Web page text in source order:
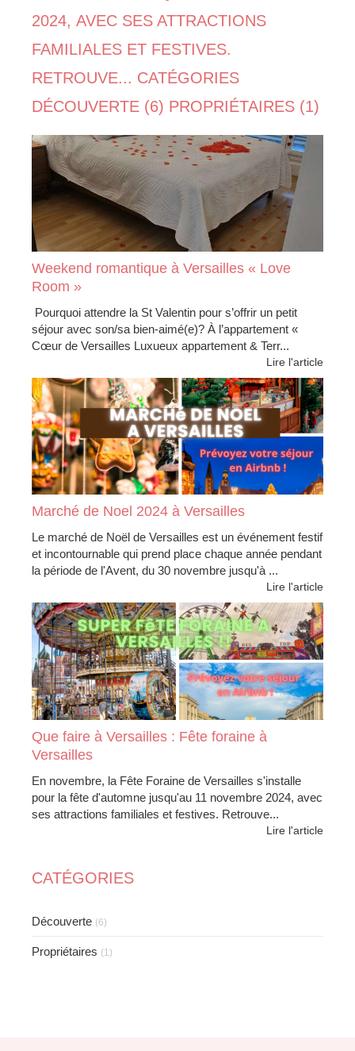
2024, AVEC SES ATTRACTIONS
FAMILIALES ET FESTIVES.
RETROUVE... CATÉGORIES
DÉCOUVERTE (6) PROPRIÉTAIRES (1)
Weekend romantique à Versailles « Love
Room »
Pourquoi attendre la St Valentin pour s’offrir un petit
séjour avec son/sa bien-aimé(e)? À l’appartement «
Cœur de Versailles Luxueux appartement & Terr...
Lire l'article
Marché de Noel 2024 à Versailles
Le marché de Noël de Versailles est un événement festif
et incontournable qui prend place chaque année pendant
la période de l'Avent, du 30 novembre jusqu'à ...
Lire l'article
Que faire à Versailles : Fête foraine à
Versailles
En novembre, la Fête Foraine de Versailles s'installe
pour la fête d'automne jusqu'au 11 novembre 2024, avec
ses attractions familiales et festives. Retrouve...
Lire l'article
CATÉGORIES
Découverte (6)
Propriétaires (1)